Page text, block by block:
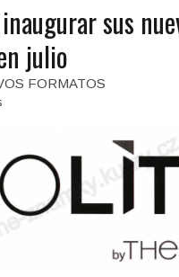
sus
julio
FORMATOS